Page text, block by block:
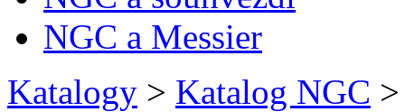
NGC a Messier
Katalogy > Katalog NGC >